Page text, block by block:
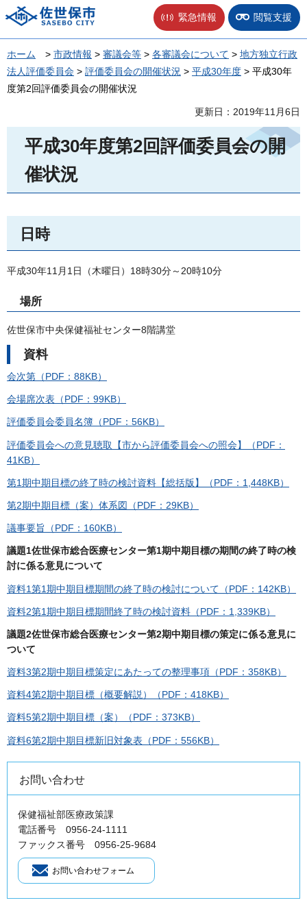
佐世保市 緊急情報 閲覧支援
ホーム > 市政情報 > 審議会等 > 各審議会について > 地方独立行政
法人評価委員会 > 評価委員会の開催状況 > 平成30年度 > 平成30年
度第2回評価委員会の開催状況
更新日：2019年11月6日
平成30年度第2回評価委員会の開
催状況
日時
平成30年11月1日（木曜日）18時30分～20時10分
場所
佐世保市中央保健福祉センター8階講堂
資料
会次第（PDF：88KB）
会場席次表（PDF：99KB）
評価委員会委員名簿（PDF：56KB）
評価委員会への意見聴取【市から評価委員会への照会】（PDF：
41KB）
第1期中期目標の終了時の検討資料【総括版】（PDF：1,448KB）
第2期中期目標（案）体系図（PDF：29KB）
議事要旨（PDF：160KB）
議題1佐世保市総合医療センター第1期中期目標の期間の終了時の検
討に係る意見について
資料1第1期中期目標期間の終了時の検討について（PDF：142KB）
資料2第1期中期目標期間終了時の検討資料（PDF：1,339KB）
議題2佐世保市総合医療センター第2期中期目標の策定に係る意見に
ついて
資料3第2期中期目標策定にあたっての整理事項（PDF：358KB）
資料4第2期中期目標（概要解説）（PDF：418KB）
資料5第2期中期目標（案）（PDF：373KB）
資料6第2期中期目標新旧対象表（PDF：556KB）
お問い合わせ
保健福祉部医療政策課
電話番号 0956-24-1111
ファックス番号 0956-25-9684